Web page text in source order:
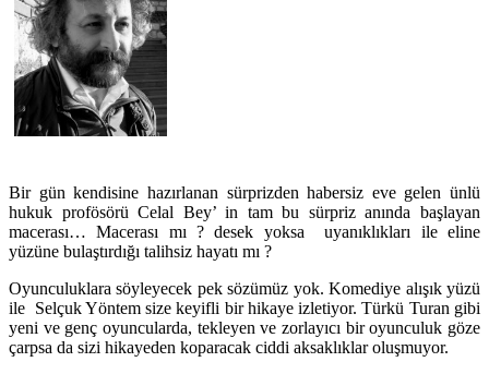
Bir gün kendisine hazırlanan sürprizden habersiz eve gelen ünlü
hukuk profösörü Celal Bey’ in tam bu sürpriz anında başlayan
macerası… Macerası mı ? desek yoksa uyanıklıkları ile eline
yüzüne bulaştırdığı talihsiz hayatı mı ?
Oyunculuklara söyleyecek pek sözümüz yok. Komediye alışık yüzü
ile Selçuk Yöntem size keyifli bir hikaye izletiyor. Türkü Turan gibi
yeni ve genç oyuncularda, tekleyen ve zorlayıcı bir oyunculuk göze
çarpsa da sizi hikayeden koparacak ciddi aksaklıklar oluşmuyor.